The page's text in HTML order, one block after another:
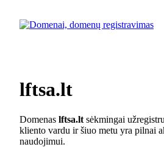
lftsa.lt
Domenas lftsa.lt sėkmingai
kliento vardu ir šiuo metu yra pilnai
naudojimui.